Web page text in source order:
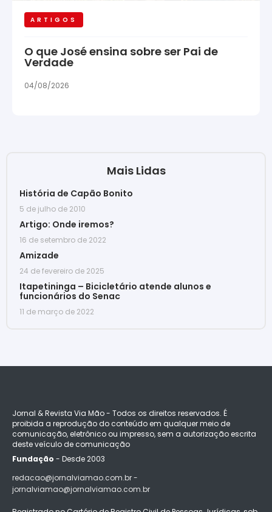
ARTIGOS
O que José ensina sobre ser Pai de
Verdade
04/08/2026
Mais Lidas
História de Capão Bonito
5 de julho de 2010
Artigo: Onde iremos?
16 de setembro de 2022
Amizade
24 de fevereiro de 2025
Itapetininga – Bicicletário atende alunos e
funcionários do Senac
11 de março de 2022
Jornal & Revista Via Mão - Todos os direitos reservados. É
proibida a reprodução do conteúdo em qualquer meio de
comunicação, eletrônico ou impresso, sem a autorização escrita
deste veículo de comunicação
Fundação - Desde 2003
redacao@jornalviamao.com.br -
jornalviamao@jornalviamao.com.br